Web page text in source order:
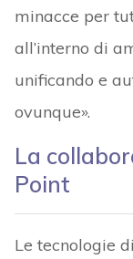
minacce per
all’interno di
unificando e
ovunque».
La
Point
Le tecnologie